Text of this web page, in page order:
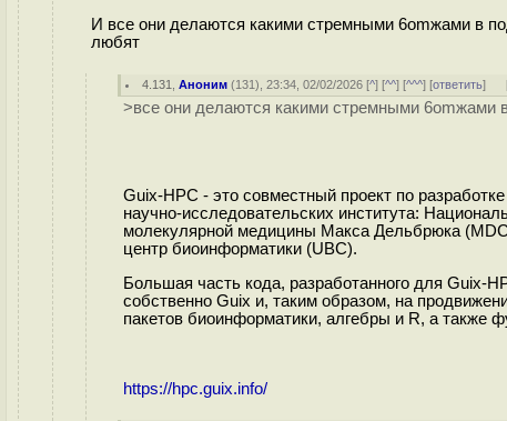
И все они делаются какими стремными 6omжами в
любят
4.131 ,Аноним (131), 23:34, 02/02/2026 [^] [^^] [^^^] [ответить]
>все они делаются какими стремными 6omжами
Guix-HPC - это совместный проект по
научно-исследовательских института:
молекулярной медицины Макса Дельбрюка
центр биоинформатики (UBC).
Большая часть кода, разработанного для Guix-
собственно Guix и, таким образом, на
пакетов биоинформатики, алгебры и R, а также
https://hpc.guix.info/